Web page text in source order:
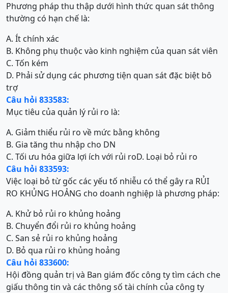
Phương pháp thu thập dưới hình thức quan sát thông
thường có hạn chế là:
A. Ít chính xác
B. Không phụ thuộc vào kinh nghiệm của quan sát viên
C. Tốn kém
D. Phải sử dụng các phương tiện quan sát đặc biệt bô
trợ
Câu hỏi 833583:
Mục tiêu của quản lý rủi ro là:
A. Giảm thiểu rủi ro về mức bằng không
B. Gia tăng thu nhập cho DN
C. Tối ưu hóa giữa lợi ích với rủi roD. Loại bỏ rủi ro
Câu hỏi 833593:
Việc loại bỏ từ gốc các yếu tố nhiễu có thể gây ra RỦI
RO KHỦNG HOẢNG cho doanh nghiệp là phương pháp:
A. Khử bỏ rủi ro khủng hoảng
B. Chuyển đổi rủi ro khủng hoảng
C. San sẻ rủi ro khủng hoảng
D. Bỏ qua rủi ro khủng hoảng
Câu hỏi 833600:
Hội đồng quản trị và Ban giám đốc công ty tìm cách che
giấu thông tin và các thông số tài chính của công ty